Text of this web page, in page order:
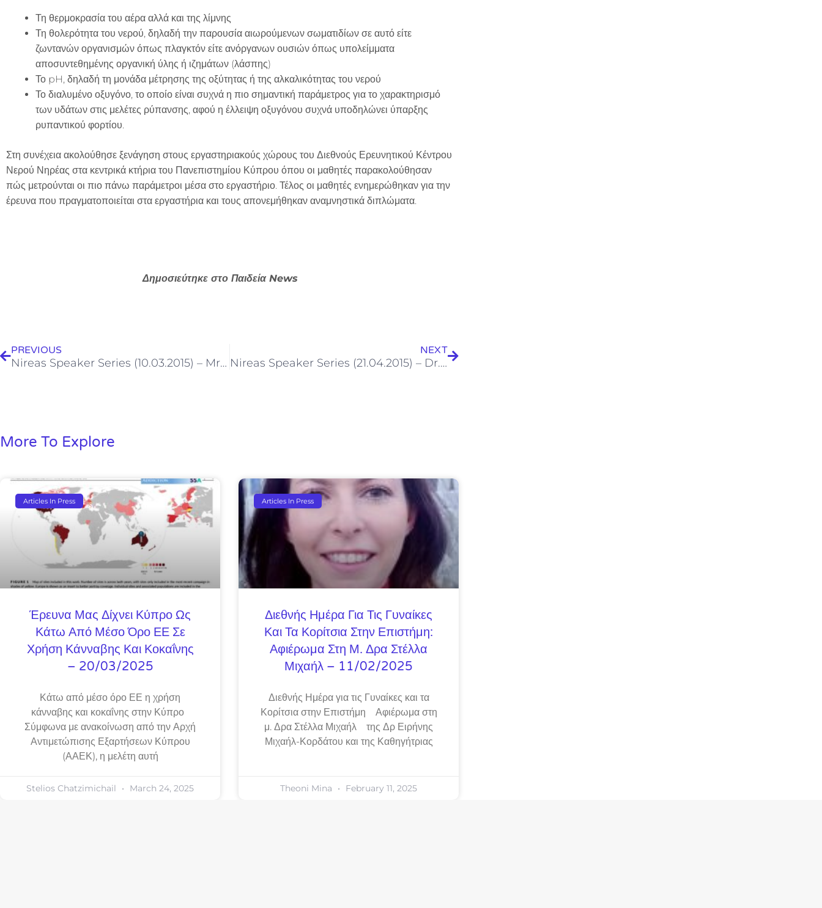
Τη θερμοκρασία του αέρα αλλά και της λίμνης
Τη θολερότητα του νερού, δηλαδή την παρουσία αιωρούμενων σωματιδίων σε αυτό είτε
ζωντανών οργανισμών όπως πλαγκτόν είτε ανόργανων ουσιών όπως υπολείμματα
αποσυντεθημένης οργανική ύλης ή ιζημάτων (λάσπης)
Το pH, δηλαδή τη μονάδα μέτρησης της οξύτητας ή της αλκαλικότητας του νερού
Το διαλυμένο οξυγόνο, το οποίο είναι συχνά η πιο σημαντική παράμετρος για το χαρακτηρισμό
των υδάτων στις μελέτες ρύπανσης, αφού η έλλειψη οξυγόνου συχνά υποδηλώνει ύπαρξης
ρυπαντικού φορτίου.
Στη συνέχεια ακολούθησε ξενάγηση στους εργαστηριακούς χώρους του Διεθνούς Ερευνητικού Κέντρου
Νερού Νηρέας στα κεντρικά κτήρια του Πανεπιστημίου Κύπρου όπου οι μαθητές παρακολούθησαν
πώς μετρούνται οι πιο πάνω παράμετροι μέσα στο εργαστήριο. Τέλος οι μαθητές ενημερώθηκαν για την
έρευνα που πραγματοποιείται στα εργαστήρια και τους απονεμήθηκαν αναμνηστικά διπλώματα.
Δημοσιεύτηκε στο Παιδεία News
PREVIOUS
Nireas Speaker Series (10.03.2015) – Mr. Loizos Tofas
NEXT
Nireas Speaker Series (21.04.2015) – Dr. Areti Demosthenous
More To Explore
Articles In Press
Έρευνα Μας Δίχνει Κύπρο Ως
Κάτω Από Μέσο Όρο ΕΕ Σε
Χρήση Κάνναβης Και Κοκαΐνης
– 20/03/2025
Κάτω από μέσο όρο ΕΕ η χρήση
κάνναβης και κοκαΐνης στην Κύπρο
Σύμφωνα με ανακοίνωση από την Αρχή
Αντιμετώπισης Εξαρτήσεων Κύπρου
(ΑΑΕΚ), η μελέτη αυτή
Stelios Chatzimichail March 24, 2025
Articles In Press
Διεθνής Ημέρα Για Τις Γυναίκες
Και Τα Κορίτσια Στην Επιστήμη:
Αφιέρωμα Στη Μ. Δρα Στέλλα
Μιχαήλ – 11/02/2025
Διεθνής Ημέρα για τις Γυναίκες και τα
Κορίτσια στην Επιστήμη Αφιέρωμα στη
μ. Δρα Στέλλα Μιχαήλ της Δρ Ειρήνης
Μιχαήλ-Κορδάτου και της Καθηγήτριας
Theoni Mina February 11, 2025